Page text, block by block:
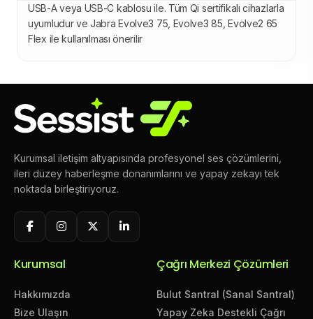
USB-A veya USB-C kablosu ile. Tüm Qi sertifikalı cihazlarla
uyumludur ve Jabra Evolve3 75, Evolve3 85, Evolve2 65
Flex ile kullanılması önerilir
Kurumsal iletişim altyapısında profesyonel ses çözümlerini,
ileri düzey haberleşme donanımlarını ve yapay zekayı tek
noktada birleştiriyoruz.
Kurumsal
Hakkımızda
Bize Ulaşın
Çağrı Merkezi Çözümleri
Bulut Santral (Sanal Santral)
Yapay Zeka Destekli Çağrı